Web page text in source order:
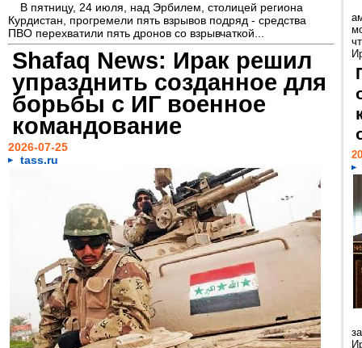
В пятницу, 24 июля, над Эрбилем, столицей региона
Курдистан, прогремели пять взрывов подряд - средства
ПВО перехватили пять дронов со взрывчаткой...
Shafaq News: Ирак решил
упразднить созданное для
борьбы с ИГ военное
командование
2026-07-25
tass.ru